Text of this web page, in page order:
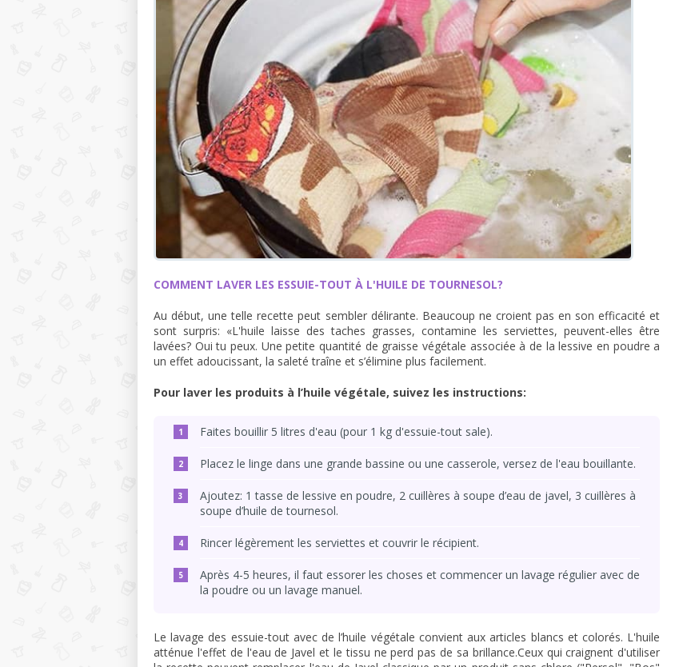
COMMENT LAVER LES ESSUIE-TOUT À L'HUILE DE TOURNESOL?
Au début, une telle recette peut sembler délirante. Beaucoup ne croient pas en son efficacité et
sont surpris: «L'huile laisse des taches grasses, contamine les serviettes, peuvent-elles être
lavées? Oui tu peux. Une petite quantité de graisse végétale associée à de la lessive en poudre a
un effet adoucissant, la saleté traîne et s’élimine plus facilement.
Pour laver les produits à l’huile végétale, suivez les instructions:
Faites bouillir 5 litres d'eau (pour 1 kg d'essuie-tout sale).
Placez le linge dans une grande bassine ou une casserole, versez de l'eau bouillante.
Ajoutez: 1 tasse de lessive en poudre, 2 cuillères à soupe d’eau de javel, 3 cuillères à
soupe d’huile de tournesol.
Rincer légèrement les serviettes et couvrir le récipient.
Après 4-5 heures, il faut essorer les choses et commencer un lavage régulier avec de
la poudre ou un lavage manuel.
Le lavage des essuie-tout avec de l’huile végétale convient aux articles blancs et colorés. L'huile
atténue l'effet de l'eau de Javel et le tissu ne perd pas de sa brillance.Ceux qui craignent d'utiliser